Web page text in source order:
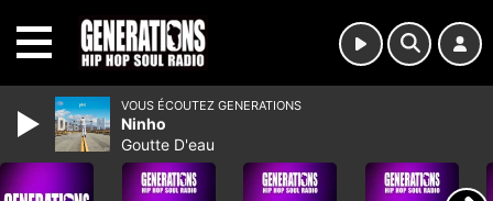
VOUS ÉCOUTEZ GENERATIONS
Ninho
Goutte D'eau